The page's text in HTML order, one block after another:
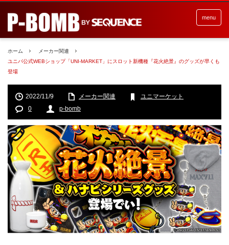
menu
ホーム
メーカー関連
ユニバ公式WEBショップ「UNI-MARKET」にスロット新機種『花火絶景』のグッズが早くも
登場
2022/11/9 メーカー関連
ユニマーケット
0
p-bomb